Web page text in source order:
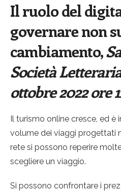
Il ruolo del
governare non
cambiamento,
Società
ottobre 2022 ore
Il turismo online cresce, ed è
volume dei viaggi progettati
rete si possono reperire
scegliere un viaggio.
Si possono confrontare i